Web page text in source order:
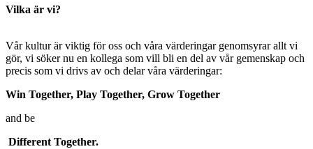
Vilka är vi?
Vår kultur är viktig för oss och våra värderingar genomsyrar allt vi
gör, vi söker nu en kollega som vill bli en del av vår gemenskap och
precis som vi drivs av och delar våra värderingar:
Win Together, Play Together, Grow Together
and be
Different Together.